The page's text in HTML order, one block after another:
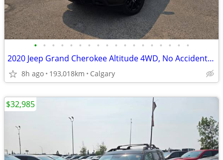
• • • • • • • • • • • • • • • • • •
2020 Jeep Grand Cherokee Altitude 4WD, No Accidents, Local Unit #
8h ago 193,018km Calgary
$32,985